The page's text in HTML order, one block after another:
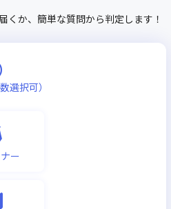
くか、 簡単な質問から判定します！
選択可）
ー